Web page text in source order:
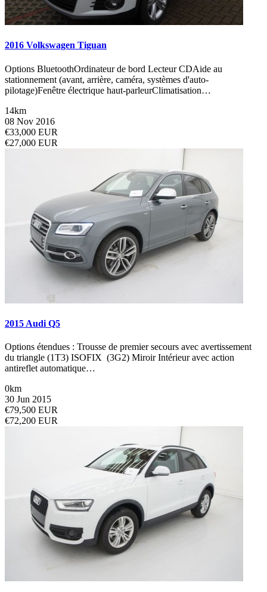
2016 Volkswagen Tiguan
Options BluetoothOrdinateur de bord Lecteur CDAide au
stationnement (avant, arrière, caméra, systèmes d'auto-
pilotage)Fenêtre électrique haut-parleurClimatisation…
14km
08 Nov 2016
€33,000 EUR
€27,000 EUR
2015 Audi Q5
Options étendues : Trousse de premier secours avec avertissement
du triangle (1T3) ISOFIX (3G2) Miroir Intérieur avec action
antireflet automatique…
0km
30 Jun 2015
€79,500 EUR
€72,200 EUR